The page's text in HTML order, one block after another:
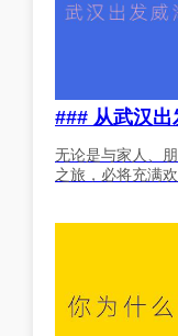
### 从武汉出
无论是与家人、
之旅，必将充满